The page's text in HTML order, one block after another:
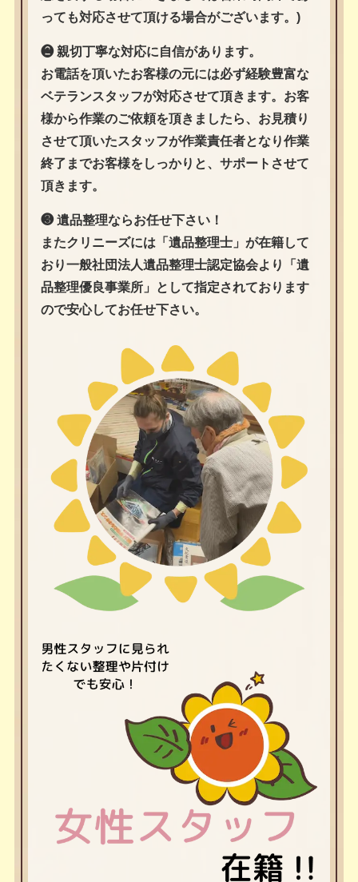
っても対応させて頂ける場合がございます。)
❷ 親切丁寧な対応に自信があります。
お電話を頂いたお客様の元には必ず経験豊富な
ベテランスタッフが対応させて頂きます。お客
様から作業のご依頼を頂きましたら、お見積り
させて頂いたスタッフが作業責任者となり作業
終了までお客様をしっかりと、サポートさせて
頂きます。
❸ 遺品整理ならお任せ下さい！
またクリニーズには「遺品整理士」が在籍して
おり一般社団法人遺品整理士認定協会より「遺
品整理優良事業所」として指定されております
ので安心してお任せ下さい。